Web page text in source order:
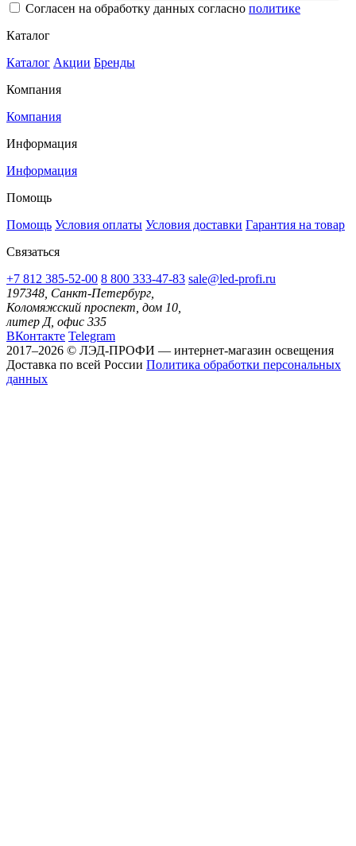
Согласен на обработку данных согласно политике
Каталог
Каталог Акции Бренды
Компания
Компания
Информация
Информация
Помощь
Помощь Условия оплаты Условия доставки Гарантия на товар
Связаться
+7 812 385-52-00 8 800 333-47-83 sale@led-profi.ru
197348, Санкт-Петербург,
Коломяжский проспект, дом 10,
литер Д, офис 335
ВКонтакте Telegram
2017–2026 © ЛЭД-ПРОФИ — интернет-магазин освещения
Доставка по всей России Политика обработки персональных
данных